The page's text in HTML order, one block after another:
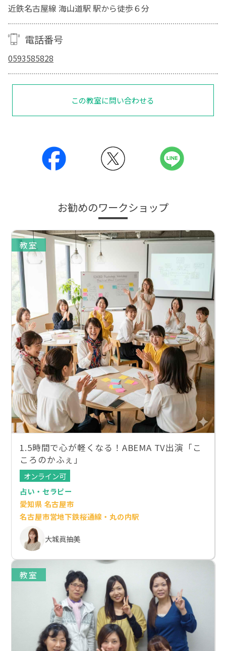
近鉄名古屋線 海山道駅 駅から徒歩６分
電話番号
0593585828
この教室に問い合わせる
お勧めのワークショップ
教室
1.5時間で心が軽くなる！ABEMA TV出演「こ
ころのかふぇ」
オンライン可
占い・セラピー
愛知県 名古屋市
名古屋市営地下鉄桜通線・丸の内駅
大城眞抽美
教室